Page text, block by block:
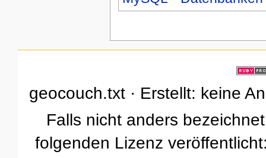
geocouch.txt · Erstellt: keine
Falls nicht anders
folgenden Lizenz